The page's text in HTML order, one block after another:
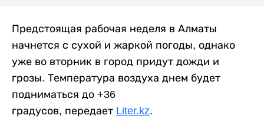
Предстоящая рабочая неделя в Алматы
начнется с сухой и жаркой погоды, однако
уже во вторник в город придут дожди и
грозы. Температура воздуха днем будет
подниматься до +36
градусов, передает Liter.kz.